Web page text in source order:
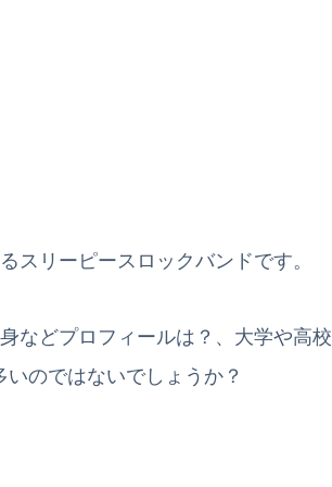
スリーピースロックバンドです。
などプロフィールは？、大学や高校
のではないでしょうか？